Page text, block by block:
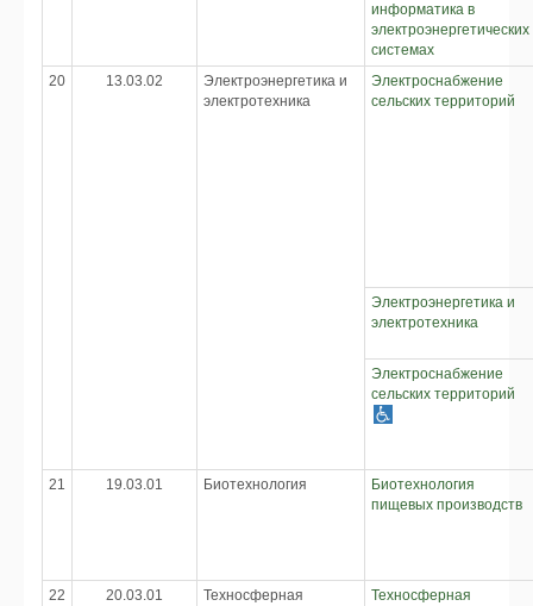
информатика в
электроэнергетических
системах
20
13.03.02
Электроэнергетика и
электротехника
Электроснабжение
сельских территорий
Электроэнергетика и
электротехника
Электроснабжение
сельских территорий
21 19.03.01 Биотехнология
Биотехнология
пищевых производств
22 20.03.01
Техносферная
Техносферная